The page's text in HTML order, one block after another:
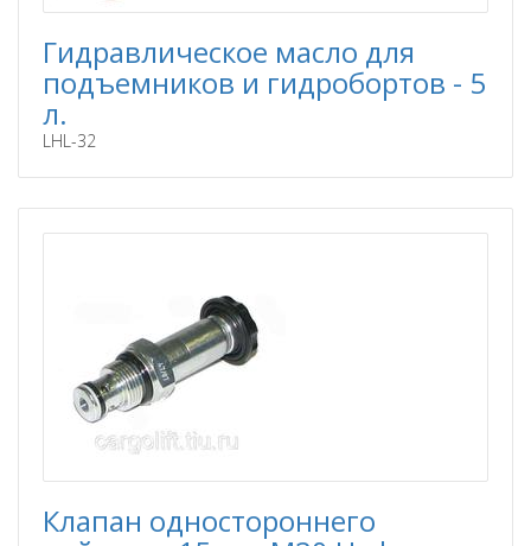
Гидравлическое масло для
подъемников и гидробортов - 5
л.
LHL-32
Клапан одностороннего